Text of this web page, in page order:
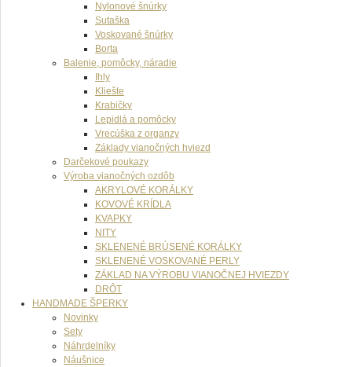
Nylonové šnúrky
Sutaška
Voskované šnúrky
Borta
Balenie, pomôcky, náradie
Ihly
Kliešte
Krabičky
Lepidlá a pomôcky
Vrecúška z organzy
Základy vianočných hviezd
Darčekové poukazy
Výroba vianočných ozdôb
AKRYLOVÉ KORÁLKY
KOVOVÉ KRÍDLA
KVAPKY
NITY
SKLENENÉ BRÚSENÉ KORÁLKY
SKLENENÉ VOSKOVANÉ PERLY
ZÁKLAD NA VÝROBU VIANOČNEJ HVIEZDY
DRÔT
HANDMADE ŠPERKY
Novinky
Sety
Náhrdelníky
Náušnice